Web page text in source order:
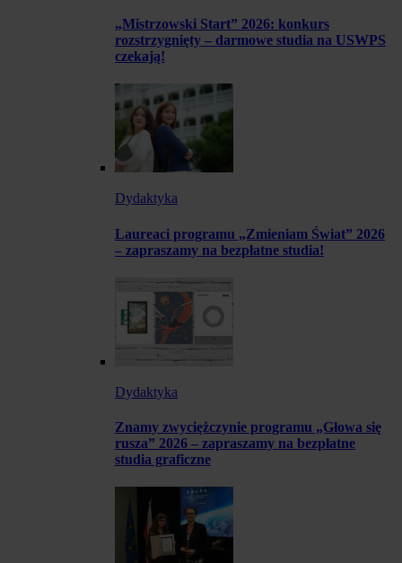
„Mistrzowski Start” 2026: konkurs
rozstrzygnięty – darmowe studia na USWPS
czekają!
Dydaktyka
Laureaci programu „Zmieniam Świat” 2026
– zapraszamy na bezpłatne studia!
Dydaktyka
Znamy zwyciężczynie programu „Głowa się
rusza” 2026 – zapraszamy na bezpłatne
studia graficzne